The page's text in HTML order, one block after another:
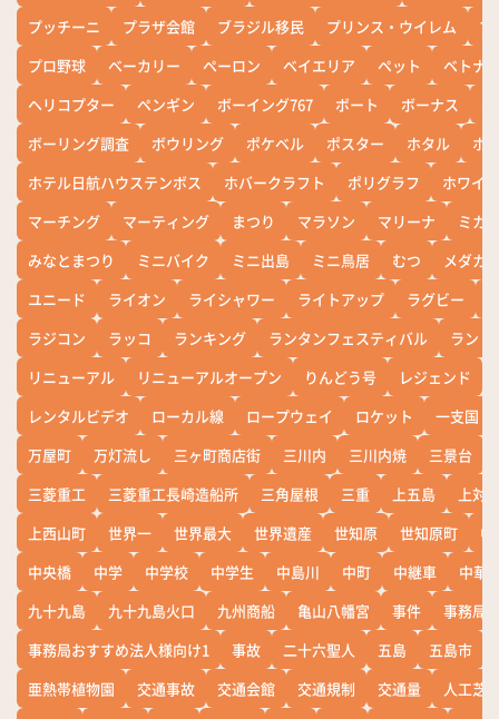
プッチーニ
プラザ会館 ブラジル移民 プリンス・ウイレム
ブ
プロ野球
ベーカリー ペーロン ベイエリア ペット
ベトナ
ヘリコプター
ペンギン ボーイング767 ボート ボーナス
ボーリング調査
ボウリング ポケベル ポスター ホタル
ホ
ホテル日航ハウステンボス
ホバークラフト ポリグラフ
ホワイ
マーチング
マーティング まつり マラソン マリーナ
ミカ
みなとまつり
ミニバイク ミニ出島 ミニ鳥居 むつ
メダカ
ユニード
ライオン ライシャワー ライトアップ ラグビー
ラジコン
ラッコ ランキング ランタンフェスティバル
ランド
リニューアル
リニューアルオープン りんどう号 レジェンド
レンタルビデオ
ローカル線 ロープウェイ ロケット
一支国
万屋町
万灯流し 三ヶ町商店街 三川内 三川内焼 三景台
三菱重工
三菱重工長崎造船所 三角屋根 三重 上五島
上対
上西山町
世界一 世界最大 世界遺産 世知原 世知原町
中
中央橋
中学 中学校 中学生 中島川 中町 中継車
中華
九十九島
九十九島火口 九州商船 亀山八幡宮 事件
事務局
事務局おすすめ法人様向け1
事故 二十六聖人 五島 五島市
亜熱帯植物園
交通事故 交通会館 交通規制 交通量
人工芝